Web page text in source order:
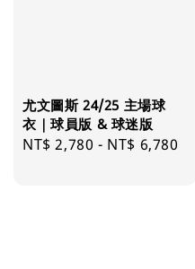
尤文圖斯 24/25 主場球
衣｜球員版 & 球迷版
Regular
NT$ 2,780 - NT$ 6,780